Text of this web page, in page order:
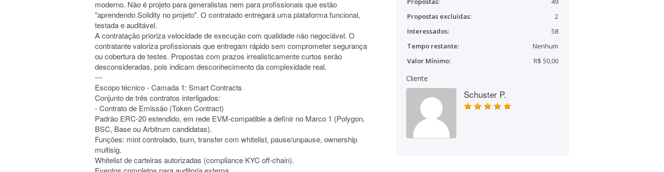
moderno. Não é projeto para generalistas nem para profissionais que estão
"aprendendo Solidity no projeto". O contratado entregará uma plataforma funcional,
testada e auditável.
A contratação prioriza velocidade de execução com qualidade não negociável. O
contratante valoriza profissionais que entregam rápido sem comprometer segurança
ou cobertura de testes. Propostas com prazos irrealisticamente curtos serão
desconsideradas, pois indicam desconhecimento da complexidade real.
---
Escopo técnico - Camada 1: Smart Contracts
Conjunto de três contratos interligados:
- Contrato de Emissão (Token Contract)
Padrão ERC-20 estendido, em rede EVM-compatible a definir no Marco 1 (Polygon,
BSC, Base ou Arbitrum candidatas).
Funções: mint controlado, burn, transfer com whitelist, pause/unpause, ownership
multisig.
Whitelist de carteiras autorizadas (compliance KYC off-chain).
Propostas excluídas:
2
Interessados:
58
Tempo restante:
Nenhum
Valor Mínimo:
R$ 50,00
Cliente
Schuster P.